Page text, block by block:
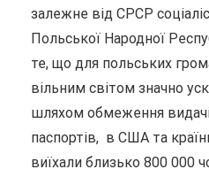
залежне від СРСР
Польської Народної
те, що для польських
вільним світом значно
шляхом обмеження
паспортів, в США та
виїхали близько 800 000